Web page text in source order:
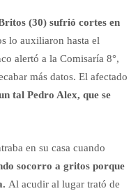
(30) sufrió cortes en
lo auxiliaron hasta el
alertó a la Comisaría 8°,
más datos. El afectado
tal Pedro Alex, que se
en su casa cuando
socorro a gritos porque
Al acudir al lugar trató de